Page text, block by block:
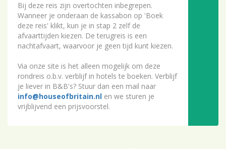
Bij deze reis zijn overtochten inbegrepen.
Wanneer je onderaan de kassabon op 'Boek
deze reis' klikt, kun je in stap 2 zelf de
afvaarttijden kiezen. De terugreis is een
nachtafvaart, waarvoor je geen tijd kunt kiezen.
Via onze site is het alleen mogelijk om deze
rondreis o.b.v. verblijf in hotels te boeken. Verblijf
je liever in B&B's? Stuur dan een mail naar
info@houseofbritain.nl en we sturen je
vrijblijvend een prijsvoorstel.